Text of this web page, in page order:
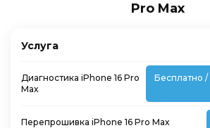
Pro Max
Услуга
Диагностика iPhone 16 Pro
Max
Бесплатно
Перепрошивка iPhone 16 Pro Max